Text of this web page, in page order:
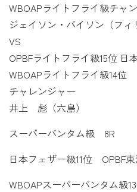
WBOAPライトフライ級チャ
ジェイソン・バイソン（フィ
VS
OPBFライトフライ級15位 日
WBOAPライトフライ級14位
チャレンジャー
井上 彪（六島）
スーパーバンタム級 8R
日本フェザー級11位 OPBF
WBOAPスーパーバンタム級